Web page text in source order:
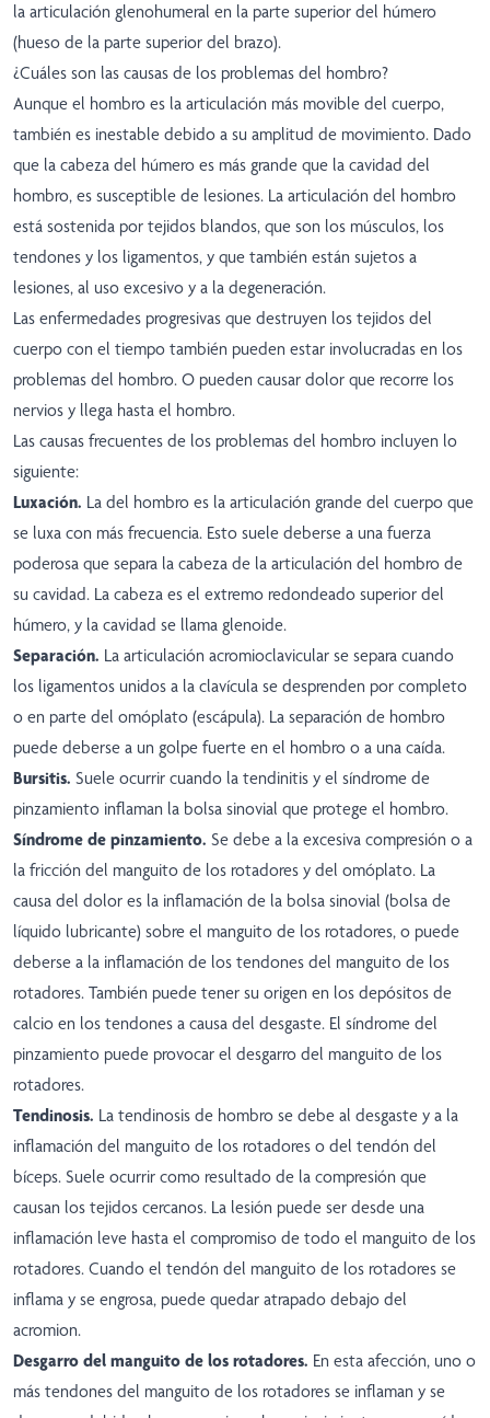
la articulación glenohumeral en la parte superior del húmero
(hueso de la parte superior del brazo).
¿Cuáles son las causas de los problemas del hombro?
Aunque el hombro es la articulación más movible del cuerpo,
también es inestable debido a su amplitud de movimiento. Dado
que la cabeza del húmero es más grande que la cavidad del
hombro, es susceptible de lesiones. La articulación del hombro
está sostenida por tejidos blandos, que son los músculos, los
tendones y los ligamentos, y que también están sujetos a
lesiones, al uso excesivo y a la degeneración.
Las enfermedades progresivas que destruyen los tejidos del
cuerpo con el tiempo también pueden estar involucradas en los
problemas del hombro. O pueden causar dolor que recorre los
nervios y llega hasta el hombro.
Las causas frecuentes de los problemas del hombro incluyen lo
siguiente:
Luxación. La del hombro es la articulación grande del cuerpo que
se luxa con más frecuencia. Esto suele deberse a una fuerza
poderosa que separa la cabeza de la articulación del hombro de
su cavidad. La cabeza es el extremo redondeado superior del
húmero, y la cavidad se llama glenoide.
Separación. La articulación acromioclavicular se separa cuando
los ligamentos unidos a la clavícula se desprenden por completo
o en parte del omóplato (escápula). La separación de hombro
puede deberse a un golpe fuerte en el hombro o a una caída.
Bursitis. Suele ocurrir cuando la tendinitis y el síndrome de
pinzamiento inflaman la bolsa sinovial que protege el hombro.
Síndrome de pinzamiento. Se debe a la excesiva compresión o a
la fricción del manguito de los rotadores y del omóplato. La
causa del dolor es la inflamación de la bolsa sinovial (bolsa de
líquido lubricante) sobre el manguito de los rotadores, o puede
deberse a la inflamación de los tendones del manguito de los
rotadores. También puede tener su origen en los depósitos de
calcio en los tendones a causa del desgaste. El síndrome del
pinzamiento puede provocar el desgarro del manguito de los
rotadores.
Tendinosis. La tendinosis de hombro se debe al desgaste y a la
inflamación del manguito de los rotadores o del tendón del
bíceps. Suele ocurrir como resultado de la compresión que
causan los tejidos cercanos. La lesión puede ser desde una
inflamación leve hasta el compromiso de todo el manguito de los
rotadores. Cuando el tendón del manguito de los rotadores se
inflama y se engrosa, puede quedar atrapado debajo del
acromion.
Desgarro del manguito de los rotadores. En esta afección, uno o
más tendones del manguito de los rotadores se inflaman y se